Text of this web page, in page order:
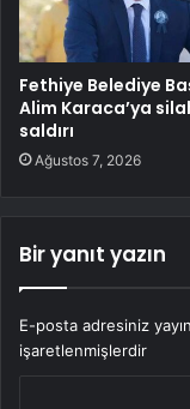
Fethiye Belediye
Alim Karaca’ya
saldırı
Ağustos 7, 2026
Bir yanıt yazın
E-posta adresiniz
işaretlenmişlerdir